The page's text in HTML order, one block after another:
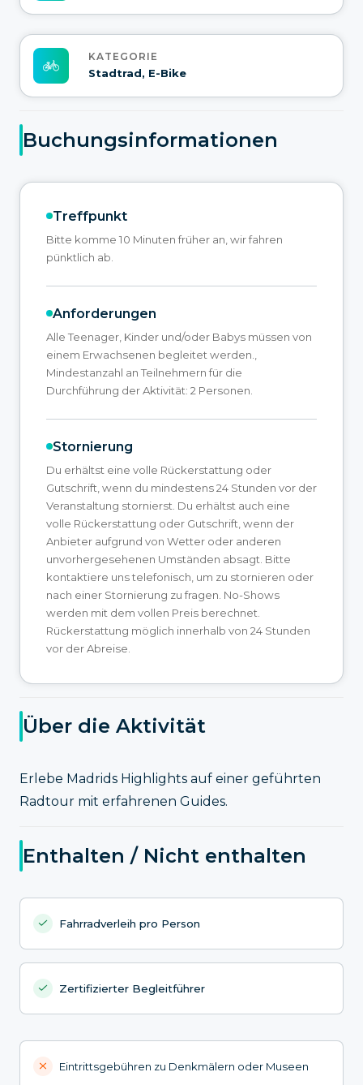
KATEGORIE
Stadtrad, E-Bike
Buchungsinformationen
Treffpunkt
Bitte komme 10 Minuten früher an, wir fahren
pünktlich ab.
Anforderungen
Alle Teenager, Kinder und/oder Babys müssen von
einem Erwachsenen begleitet werden.,
Mindestanzahl an Teilnehmern für die
Durchführung der Aktivität: 2 Personen.
Stornierung
Du erhältst eine volle Rückerstattung oder
Gutschrift, wenn du mindestens 24 Stunden vor der
Veranstaltung stornierst. Du erhältst auch eine
volle Rückerstattung oder Gutschrift, wenn der
Anbieter aufgrund von Wetter oder anderen
unvorhergesehenen Umständen absagt. Bitte
kontaktiere uns telefonisch, um zu stornieren oder
nach einer Stornierung zu fragen. No-Shows
werden mit dem vollen Preis berechnet.
Rückerstattung möglich innerhalb von 24 Stunden
vor der Abreise.
Über die Aktivität
Erlebe Madrids Highlights auf einer geführten
Radtour mit erfahrenen Guides.
Enthalten / Nicht enthalten
Fahrradverleih pro Person
Zertifizierter Begleitführer
Eintrittsgebühren zu Denkmälern oder Museen